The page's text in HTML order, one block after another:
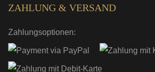
ZAHLUNG & VERSAND
Zahlungsoptionen: